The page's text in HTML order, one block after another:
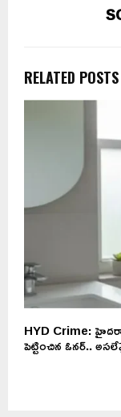
RELATED POSTS
HYD Crime:
పెట్టించిన ఓనర్..